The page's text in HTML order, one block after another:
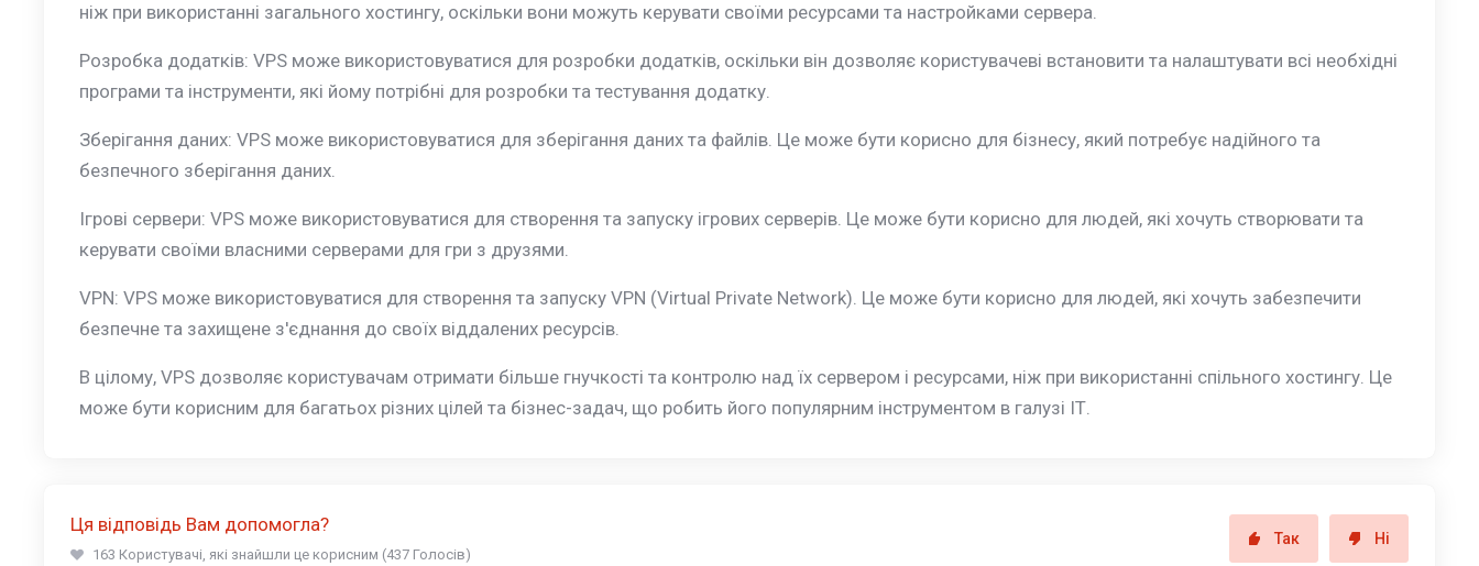
ніж при використанні загального хостингу, оскільки вони можуть керувати своїми ресурсами та настройками сервера.
Розробка додатків: VPS може використовуватися для розробки додатків, оскільки він дозволяє користувачеві встановити та налаштувати всі необхідні
програми та інструменти, які йому потрібні для розробки та тестування додатку.
Зберігання даних: VPS може використовуватися для зберігання даних та файлів. Це може бути корисно для бізнесу, який потребує надійного та
безпечного зберігання даних.
Ігрові сервери: VPS може використовуватися для створення та запуску ігрових серверів. Це може бути корисно для людей, які хочуть створювати та
керувати своїми власними серверами для гри з друзями.
VPN: VPS може використовуватися для створення та запуску VPN (Virtual Private Network). Це може бути корисно для людей, які хочуть забезпечити
безпечне та захищене з'єднання до своїх віддалених ресурсів.
В цілому, VPS дозволяє користувачам отримати більше гнучкості та контролю над їх сервером і ресурсами, ніж при використанні спільного хостингу. Це
може бути корисним для багатьох різних цілей та бізнес-задач, що робить його популярним інструментом в галузі ІТ.
Ця відповідь Вам допомогла?
163 Користувачі, які знайшли це корисним (437 Голосів)
Так Ні